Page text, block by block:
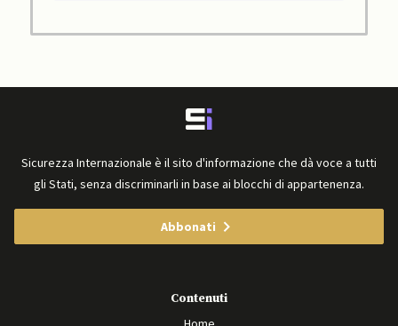
Sicurezza Internazionale è il sito d'informazione che dà voce a tutti
gli Stati, senza discriminarli in base ai blocchi di appartenenza.
Abbonati
Contenuti